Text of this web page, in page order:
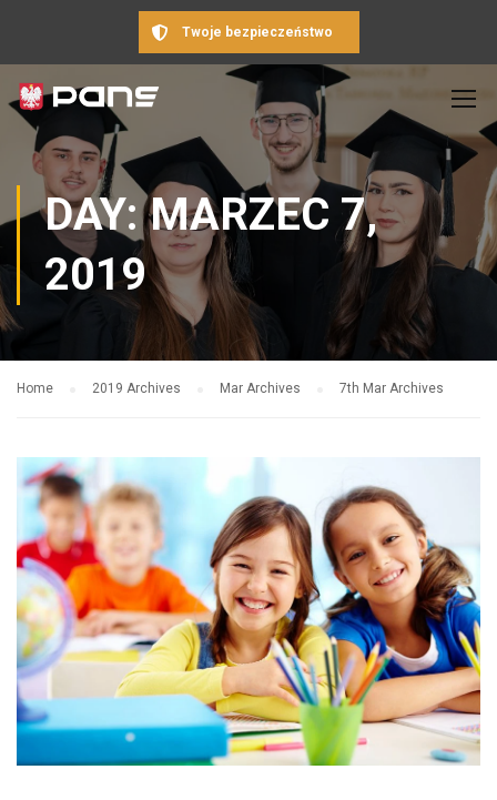
Twoje bezpieczeństwo
DAY: MARZEC 7,
2019
Home 2019 Archives Mar Archives 7th Mar Archives